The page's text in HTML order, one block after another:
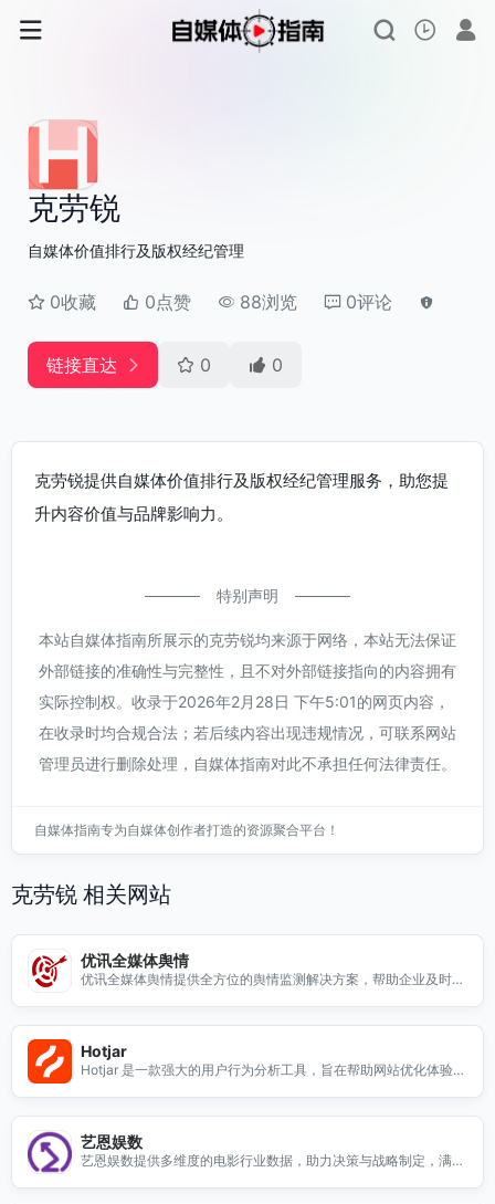
克劳锐
自媒体价值排行及版权经纪管理
0收藏 0点赞 88浏览 0评论
链接直达 0 0
克劳锐提供自媒体价值排行及版权经纪管理服务，助您提
升内容价值与品牌影响力。
特别声明
本站自媒体指南所展示的克劳锐均来源于网络，本站无法保证
外部链接的准确性与完整性，且不对外部链接指向的内容拥有
实际控制权。收录于2026年2月28日 下午5:01的网页内容，
在收录时均合规合法；若后续内容出现违规情况，可联系网站
管理员进行删除处理，自媒体指南对此不承担任何法律责任。
自媒体指南专为自媒体创作者打造的资源聚合平台！
克劳锐 相关网站
优讯全媒体舆情
优讯全媒体舆情提供全方位的舆情监测解决方案，帮助企业及时掌
地制定营销策略，增强与用户的互动，提升企业的竞争力。选择优
讯全媒体舆情，让您的品牌在舆论中立于不败之地。
Hotjar
Hotjar 是一款强大的用户行为分析工具，旨在帮助网站优化体验。
站设计和内容。通过分析用户的点击、滚动和浏览习惯，您可以制
定更有效的营销策略，提升用户满意度。选择 Hotjar，让您的网站
体验更上一层楼！
艺恩娱数
艺恩娱数提供多维度的电影行业数据，助力决策与战略制定，满足